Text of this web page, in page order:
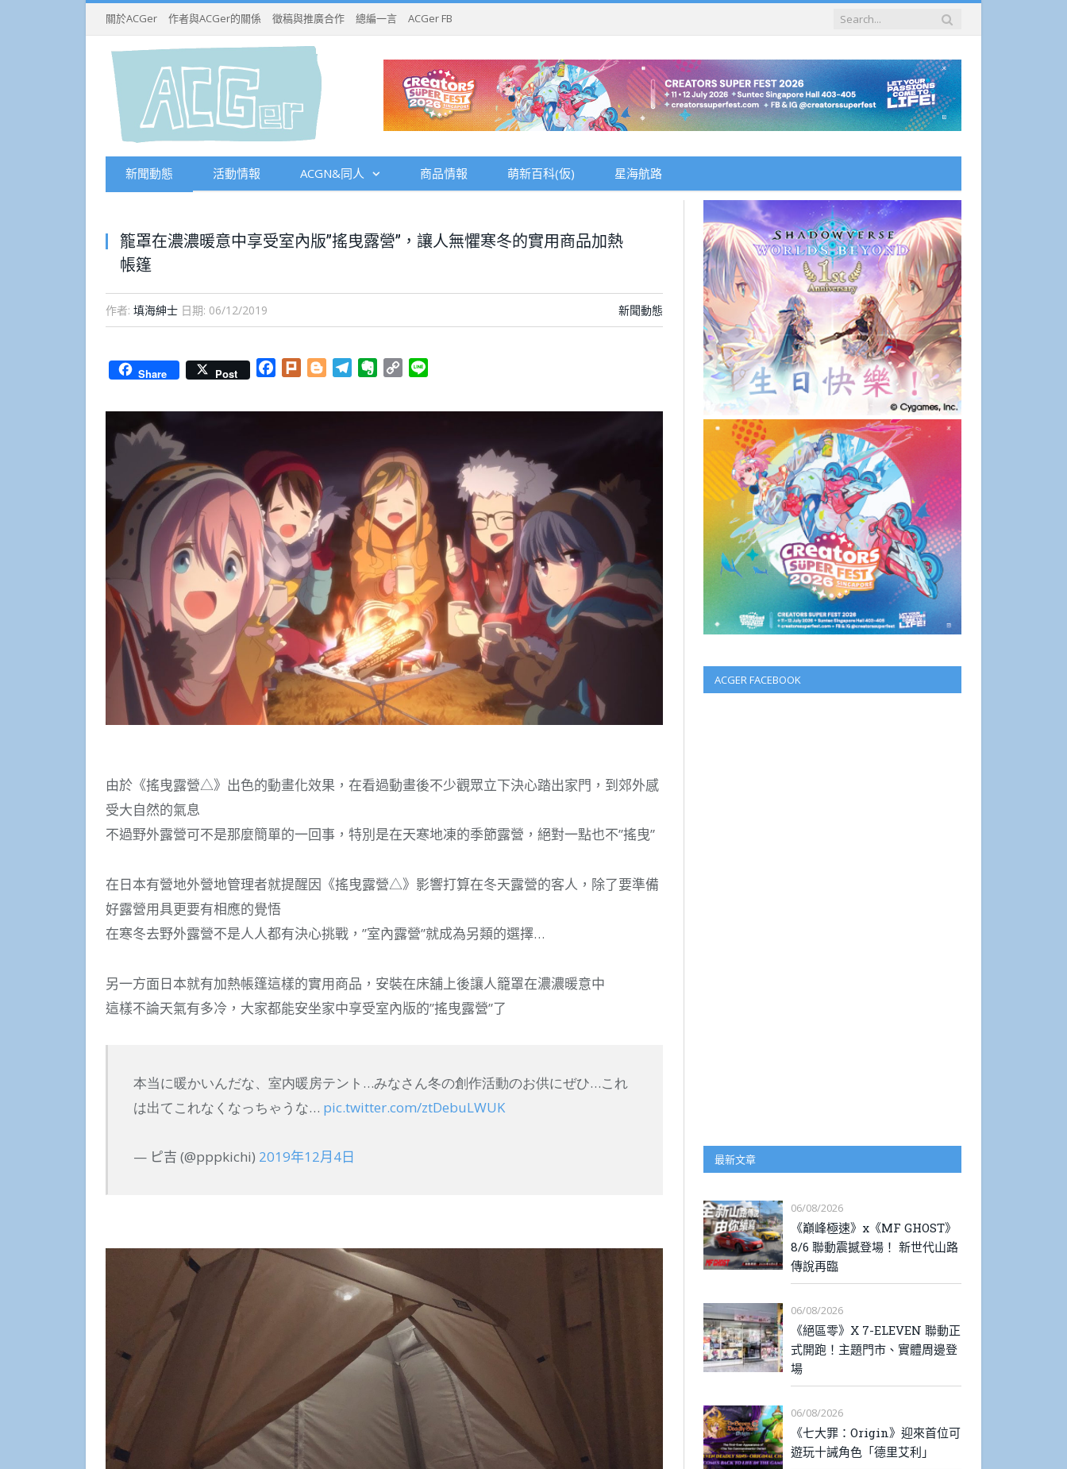
關於ACGer 作者與ACGer的關係 徵稿與推廣合作 總編一言 ACGer FB
新聞動態 活動情報 ACGN&同人 商品情報 萌新百科(仮) 星海航路
籠罩在濃濃暖意中享受室內版”搖曳露營”，讓人無懼寒冬的實用商品加熱
帳篷
作者: 填海紳士 日期: 06/12/2019 新聞動態
Share Post Facebook
Plurk BloggerTelegramEvernote
Copy
由於《搖曳露營△》出色的動畫化效果，在看過動畫後不少觀眾立下決心踏出家門，到郊外感
受大自然的氣息
不過野外露營可不是那麼簡單的一回事，特別是在天寒地凍的季節露營，絕對一點也不”搖曳”
在日本有營地外營地管理者就提醒因《搖曳露營△》影響打算在冬天露營的客人，除了要準備
好露營用具更要有相應的覺悟
在寒冬去野外露營不是人人都有決心挑戰，”室內露營”就成為另類的選擇…
另一方面日本就有加熱帳篷這樣的實用商品，安裝在床舖上後讓人籠罩在濃濃暖意中
這樣不論天氣有多冷，大家都能安坐家中享受室內版的”搖曳露營”了
本当に暖かいんだな、室内暖房テント…みなさん冬の創作活動のお供にぜひ…これ
は出てこれなくなっちゃうな… pic.twitter.com/ztDebuLWUK
— ピ吉 (@pppkichi) 2019年12月4日
ACGER FACEBOOK
最新文章
06/08/2026
《巔峰極速》x《MF GHOST》
8/6 聯動震撼登場！ 新世代山路
傳說再臨
06/08/2026
《絕區零》X 7-ELEVEN 聯動正
式開跑！主題門市、實體周邊登
場
06/08/2026
《七大罪：Origin》迎來首位可
遊玩十誡角色「德里艾利」